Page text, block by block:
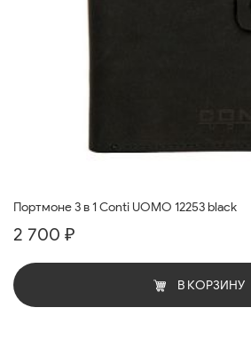
Портмоне 3 в 1 Conti UOMO 12253 black
2 700 ₽
В КОРЗИНУ